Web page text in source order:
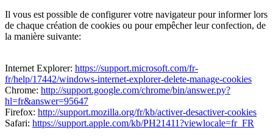
Il vous est possible de configurer votre navigateur pour informer lors
de chaque création de cookies ou pour empêcher leur confection, de
la manière suivante:
Internet Explorer: https://support.microsoft.com/fr-
fr/help/17442/windows-internet-explorer-delete-manage-cookies
Chrome: http://support.google.com/chrome/bin/answer.py?
hl=fr&answer=95647
Firefox: http://support.mozilla.org/fr/kb/activer-desactiver-cookies
Safari: https://support.apple.com/kb/PH21411?viewlocale=fr_FR